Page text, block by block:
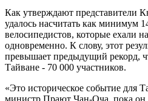
Как утверждают представители
удалось насчитать как минимум
велосипедистов, которые ехали
одновременно. К слову, этот
превышает предыдущий рекорд,
Тайване - 70 000 участников.
«Это историческое событие для